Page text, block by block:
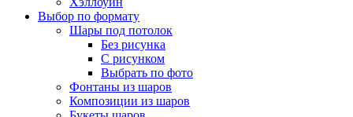
Выбор по формату
Шары под потолок
Без рисунка
С рисунком
Выбрать по фото
Фонтаны из шаров
Композиции из шаров